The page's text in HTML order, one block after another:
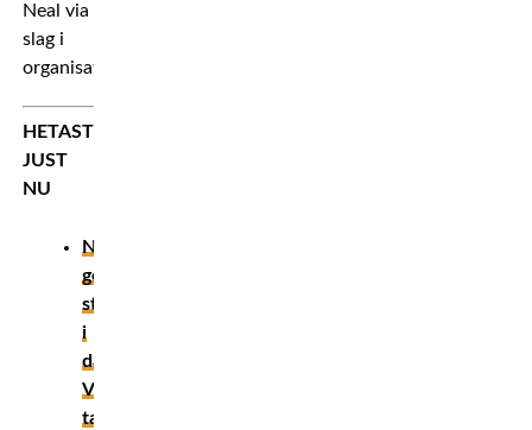
Neal via
slag i
organisationen.
HETAST
JUST
NU
Nästa
generations
stjärnor
i
damboxningen:
Vilka
tar